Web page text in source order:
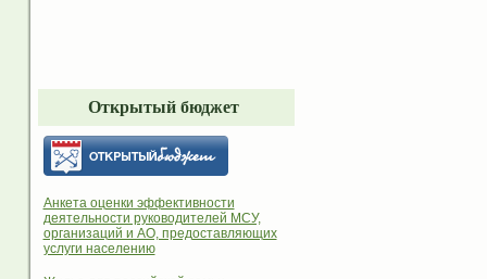
Открытый бюджет
Анкета оценки эффективности
деятельности руководителей МСУ,
организаций и АО, предоставляющих
услуги населению